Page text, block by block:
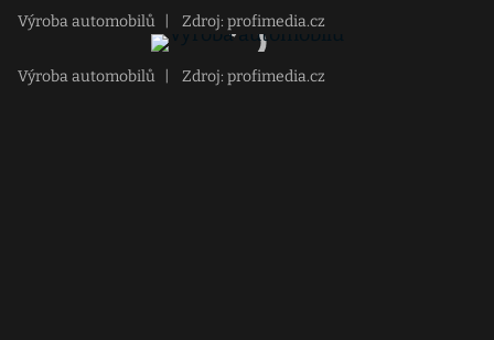
Výroba automobilů Zdroj: profimedia.cz
Výroba automobilů Zdroj: profimedia.cz